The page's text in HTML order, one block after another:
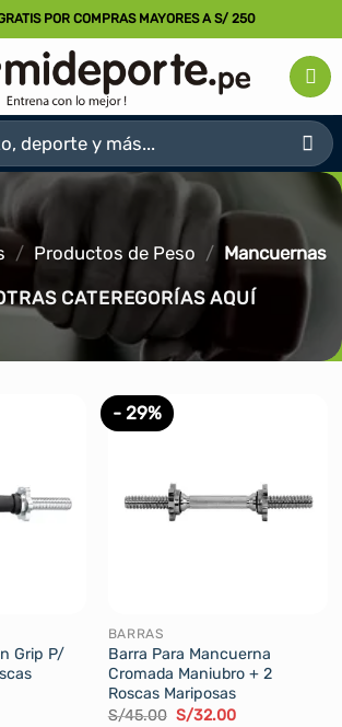
POR COMPRAS MAYORES A S/ 250
/ Productos de Peso / Mancuernas
CATEREGORÍAS AQUÍ
Grip P/
- 29%
BARRAS
Barra Para Mancuerna
Cromada Maniubro + 2
Roscas Mariposas
S/45.00 El
S/32.00El